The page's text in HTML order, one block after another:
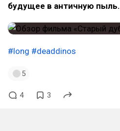
будущее в античную пыль.
#long #deaddinos
5
4 3